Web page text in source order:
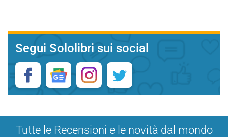
Segui Sololibri sui social
Tutte le Recensioni e le novità dal mondo